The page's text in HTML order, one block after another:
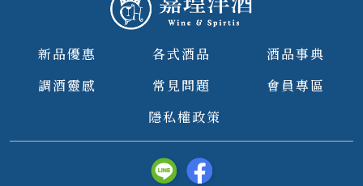
新品優惠 各式酒品
酒品事典
調酒靈感
常見問題
會員專區
隱私權政策